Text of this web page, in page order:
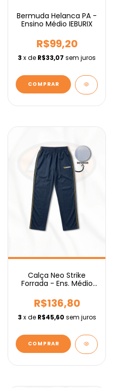
Bermuda Helanca PA -
Ensino Médio IEBURIX
R$99,20
3 x de R$33,07 sem juros
COMPRAR
Calça Neo Strike
Forrada - Ens. Médio
R$136,80
3 x de R$45,60 sem juros
COMPRAR